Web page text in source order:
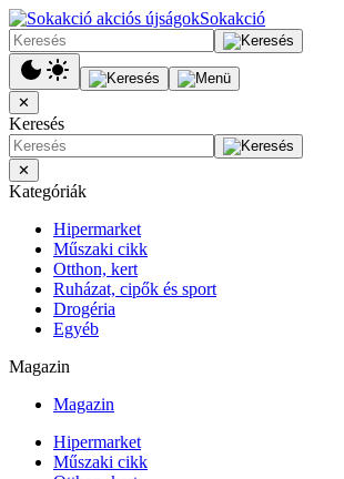
Sokakció
✕
Keresés
✕
Kategóriák
Hipermarket
Műszaki cikk
Otthon, kert
Ruházat, cipők és sport
Drogéria
Egyéb
Magazin
Magazin
Hipermarket
Műszaki cikk